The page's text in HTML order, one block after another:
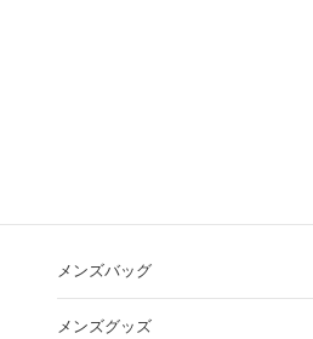
メンズバッグ
メンズグッズ